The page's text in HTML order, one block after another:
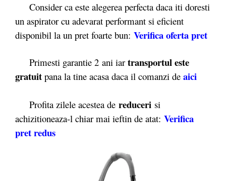
Consider ca este alegerea perfecta daca iti doresti
un aspirator cu adevarat performant si eficient
disponibil la un pret foarte bun: Verifica oferta pret
Primesti garantie 2 ani iar transportul este
gratuit pana la tine acasa daca il comanzi de aici
Profita zilele acestea de reduceri si
achizitioneaza-l chiar mai ieftin de atat: Verifica
pret redus